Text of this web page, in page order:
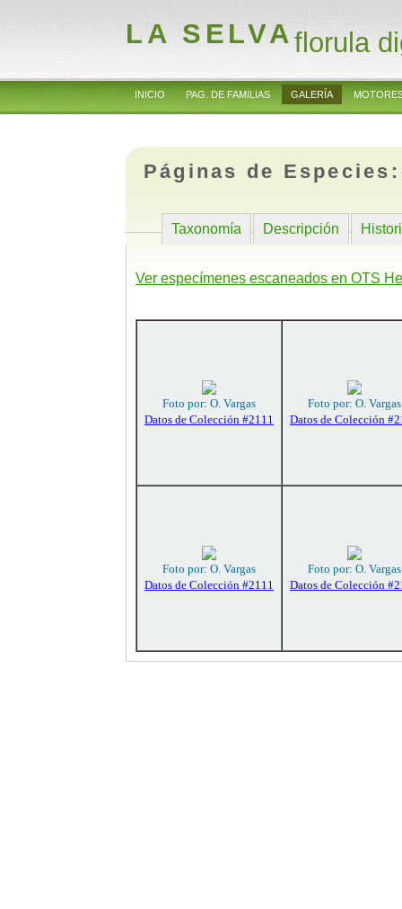
LA SELVAflorula
INICIO PAG. DE FAMILIAS GALERÍA
Páginas de
Taxonomía Descripción
Ver especímenes escaneados en OTS
Foto por: O. Vargas
Datos de Colección #2111
Foto por: O. Vargas
Datos de Colección
Foto por: O. Vargas
Datos de Colección #2111
Foto por: O. Vargas
Datos de Colección